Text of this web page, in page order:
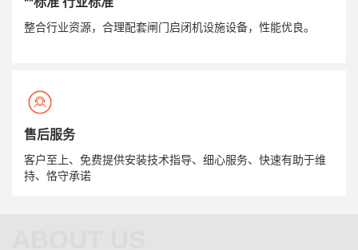
整合行业资源，合理配套闸门启闭机设施设备，性能优良。
售后服务
客户至上、免费提供安装技术指导、细心服务、快速有助于维
持、恪守承诺